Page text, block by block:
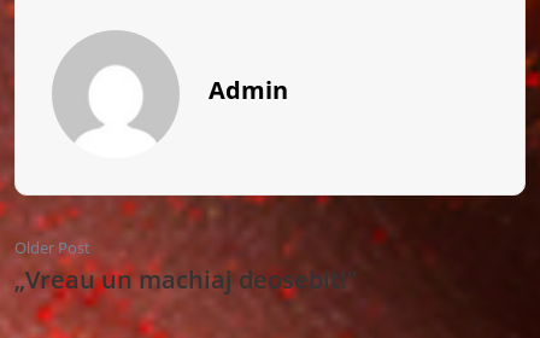
Admin
Older Post
„Vreau un machiaj deosebit!”